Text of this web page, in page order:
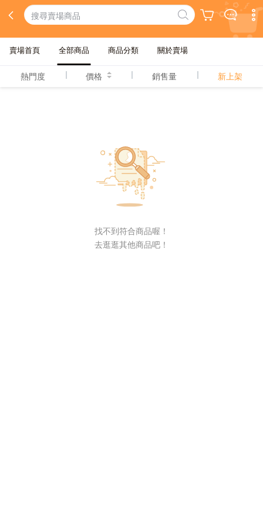
賣場首頁 全部商品 商品分類 關於賣場
熱門度 價格 銷售量 新上架
找不到符合商品喔！
去逛逛其他商品吧！